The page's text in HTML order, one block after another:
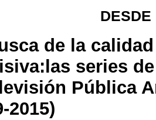
de la calidad
las series
Pública
2015)